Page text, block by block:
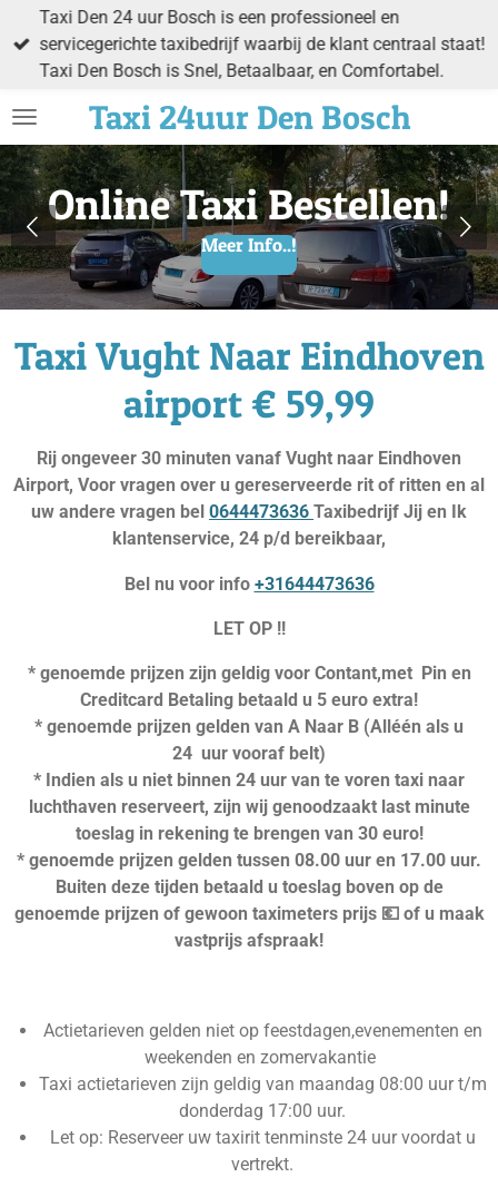
direct
naar
hoofdinhoudTaxi24uur Den Bosch
Taxi Den 24 uur Bosch is een professioneel en
servicegerichte taxibedrijf waarbij de klant centraal staat!
Taxi Den Bosch is Snel, Betaalbaar, en Comfortabel.
Online Taxi Bestellen!
Meer Info..!
Taxi Vught Naar Eindhoven
airport € 59,99
Rij ongeveer 30 minuten vanaf Vught naar Eindhoven
Airport, Voor vragen over u gereserveerde rit of ritten en al
uw andere vragen bel 0644473636 Taxibedrijf Jij en Ik
klantenservice, 24 p/d bereikbaar,
Bel nu voor info +31644473636
LET OP !!
* genoemde prijzen zijn geldig voor Contant,met Pin en
Creditcard Betaling betaald u 5 euro extra!
* genoemde prijzen gelden van A Naar B (Alléén als u
24 uur vooraf belt)
* Indien als u niet binnen 24 uur van te voren taxi naar
luchthaven reserveert, zijn wij genoodzaakt last minute
toeslag in rekening te brengen van 30 euro!
* genoemde prijzen gelden tussen 08.00 uur en 17.00 uur.
Buiten deze tijden betaald u toeslag boven op de
genoemde prijzen of gewoon taximeters prijs 💶 of u maak
vastprijs afspraak!
Actietarieven gelden niet op feestdagen,evenementen en
weekenden en zomervakantie
Taxi actietarieven zijn geldig van maandag 08:00 uur t/m
donderdag 17:00 uur.
Let op: Reserveer uw taxirit tenminste 24 uur voordat u
vertrekt.